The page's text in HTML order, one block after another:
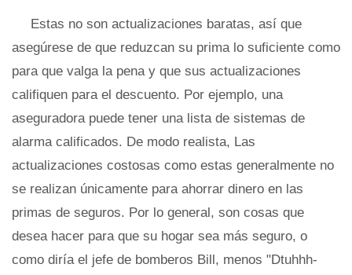
Estas no son actualizaciones baratas, así que
asegúrese de que reduzcan su prima lo suficiente como
para que valga la pena y que sus actualizaciones
califiquen para el descuento. Por ejemplo, una
aseguradora puede tener una lista de sistemas de
alarma calificados. De modo realista, Las
actualizaciones costosas como estas generalmente no
se realizan únicamente para ahorrar dinero en las
primas de seguros. Por lo general, son cosas que
desea hacer para que su hogar sea más seguro, o
como diría el jefe de bomberos Bill, menos "Dtuhhh-